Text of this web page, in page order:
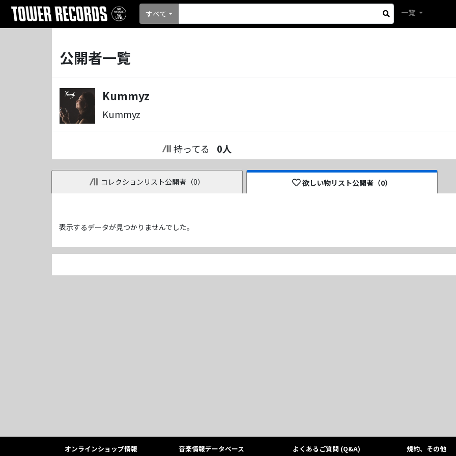
すべて 一覧
公開者一覧
Kummyz
Kummyz
持ってる 0人
コレクションリスト公開者（0） 欲しい物リスト公開者（0）
表示するデータが見つかりませんでした。
オンラインショップ情報 音楽情報データベース よくあるご質問 (Q&A) 規約、その他